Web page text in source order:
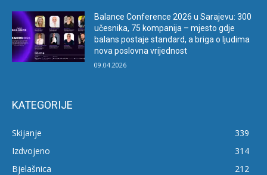
Balance Conference 2026 u Sarajevu: 300
učesnika, 75 kompanija – mjesto gdje
balans postaje standard, a briga o ljudima
nova poslovna vrijednost
09.04.2026
KATEGORIJE
Skijanje
339
Izdvojeno
314
Bjelašnica
212